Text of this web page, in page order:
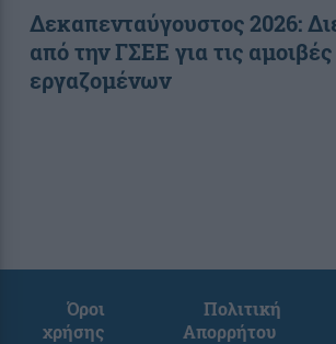
Δεκαπενταύγουστος 2026:
από την ΓΣΕΕ για τις
εργαζομένων
Όροι
χρήσης
Πολιτική
Απορρήτου